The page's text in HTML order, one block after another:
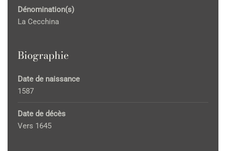
Dénomination(s)
La Cecchina
Biographie
Date de naissance
1587
Date de décès
Vers 1645